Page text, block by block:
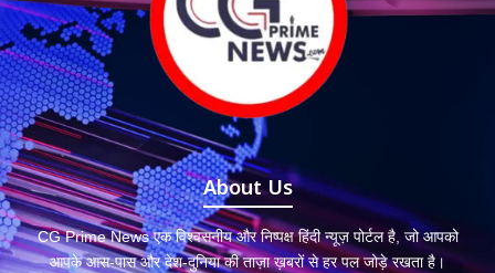
About Us
CG Prime News एक विश्वसनीय और निष्पक्ष हिंदी न्यूज़ पोर्टल है, जो आपको
आपके आस-पास और देश-दुनिया की ताज़ा ख़बरों से हर पल जोड़े रखता है।